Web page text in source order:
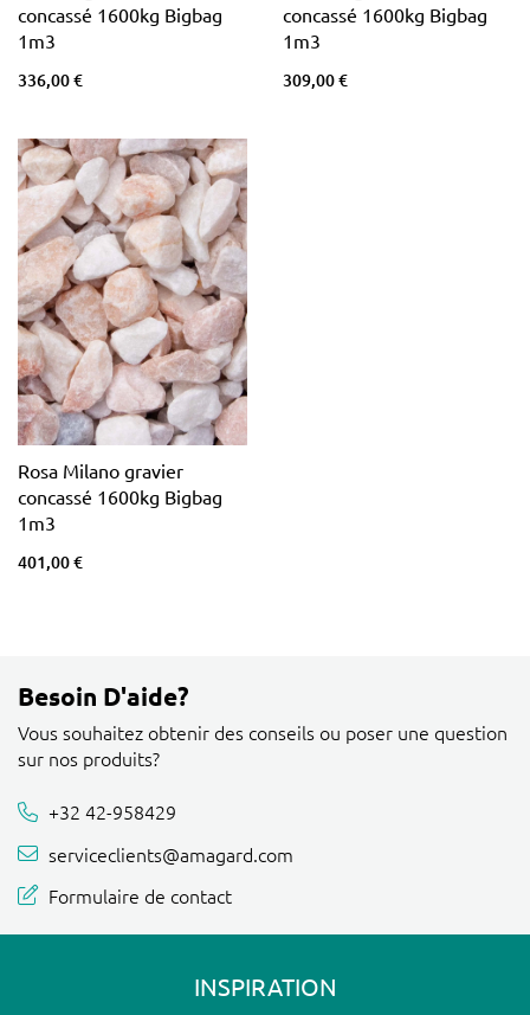
concassé 1600kg Bigbag
1m3
336,00 €
concassé 1600kg Bigbag
1m3
309,00 €
Rosa Milano gravier
concassé 1600kg Bigbag
1m3
401,00 €
Besoin D'aide?
Vous souhaitez obtenir des conseils ou poser une question
sur nos produits?
+32 42-958429
serviceclients@amagard.com
Formulaire de contact
INSPIRATION